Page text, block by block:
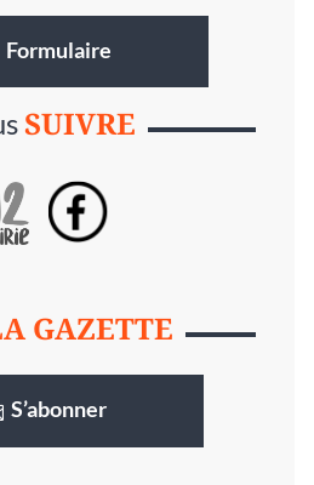
Formulaire
SUIVRE
GAZETTE
S’abonner